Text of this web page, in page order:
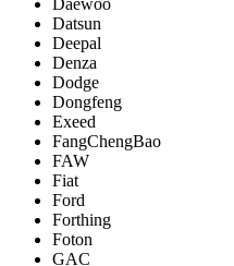
Daewoo
Datsun
Deepal
Denza
Dodge
Dongfeng
Exeed
FangChengBao
FAW
Fiat
Ford
Forthing
Foton
GAC